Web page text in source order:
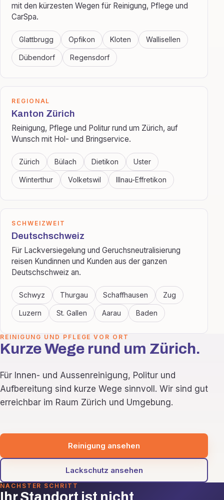
mit den kürzesten Wegen für Reinigung, Pflege und
CarSpa.
Glattbrugg Opfikon Kloten Wallisellen
Dübendorf Regensdorf
REGIONAL
Kanton Zürich
Reinigung, Pflege und Politur rund um Zürich, auf
Wunsch mit Hol- und Bringservice.
Zürich Bülach Dietikon Uster
Winterthur Volketswil Illnau-Effretikon
SCHWEIZWEIT
Deutschschweiz
Für Lackversiegelung und Geruchsneutralisierung
reisen Kundinnen und Kunden aus der ganzen
Deutschschweiz an.
Schwyz Thurgau Schaffhausen Zug
Luzern St. Gallen Aarau Baden
REINIGUNG UND PFLEGE VOR ORT
Kurze Wege rund um Zürich.
Für Innen- und Aussenreinigung, Politur und
Aufbereitung sind kurze Wege sinnvoll. Wir sind gut
erreichbar im Raum Zürich und Umgebung.
Reinigung ansehen
Lackschutz ansehen
NÄCHSTER SCHRITT
Ihr Standort ist nicht